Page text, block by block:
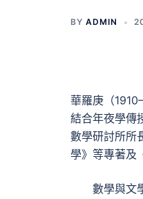
BY ADMIN
華羅庚（
結合年夜學傳
數學研討所所
學》等專著及
數學與文